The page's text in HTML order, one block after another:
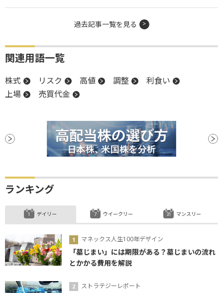
過去記事一覧を見る
関連用語一覧
株式 リスク 高値 調整
利食い
上場
売買代金
ランキング
デイリー
マネックス人生100年デザイン
「墓じまい」には期限がある？墓じまいの流れ
とかかる費用を解説
ストラテジーレポート
ウイークリー マンスリー